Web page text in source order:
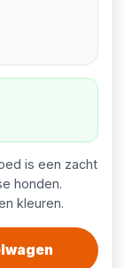
is een zacht
honden.
kleuren.